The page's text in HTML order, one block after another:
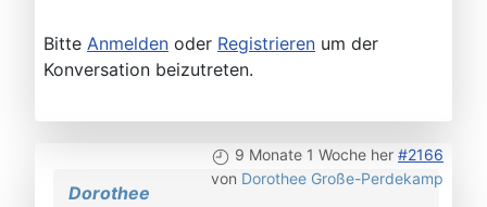
Bitte Anmelden oder Registrieren um der
Konversation beizutreten.
9 Monate 1 Woche her #2166
von Dorothee Große-Perdekamp
Dorothee